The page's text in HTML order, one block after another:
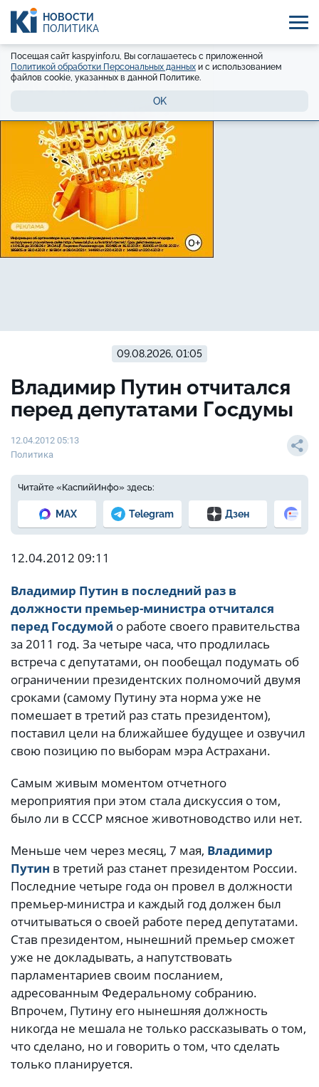
НОВОСТИ
ПОЛИТИКА
Посещая сайт kaspyinfo.ru, Вы соглашаетесь с приложенной
Политикой обработки Персональных данных и с использованием
файлов cookie, указанных в данной Политике.
OK
09.08.2026, 01:05
Владимир Путин отчитался
перед депутатами Госдумы
12.04.2012 05:13
Политика
Читайте «КаспийИнфо» здесь:
MAX Telegram Дзен
12.04.2012 09:11
Владимир Путин в последний раз в
должности премьер-министра отчитался
перед Госдумой о работе своего правительства
за 2011 год. За четыре часа, что продлилась
встреча с депутатами, он пообещал подумать об
ограничении президентских полномочий двумя
сроками (самому Путину эта норма уже не
помешает в третий раз стать президентом),
поставил цели на ближайшее будущее и озвучил
свою позицию по выборам мэра Астрахани.
Самым живым моментом отчетного
мероприятия при этом стала дискуссия о том,
было ли в СССР мясное животноводство или нет.
Меньше чем через месяц, 7 мая, Владимир
Путин в третий раз станет президентом России.
Последние четыре года он провел в должности
премьер-министра и каждый год должен был
отчитываться о своей работе перед депутатами.
Став президентом, нынешний премьер сможет
уже не докладывать, а напутствовать
парламентариев своим посланием,
адресованным Федеральному собранию.
Впрочем, Путину его нынешняя должность
никогда не мешала не только рассказывать о том,
что сделано, но и говорить о том, что сделать
только планируется.